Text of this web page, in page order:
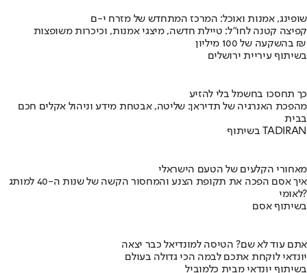
שופינג, אמנות ואוכל: המרכז המתחדש של מזרח י-ם
קפיצה קטנה לחו"ל: טיילת חדשה, מיצגי אמנות, וכיכרות משופצות
בהשקעה של 100 מיליון ₪
בשיתוף עיריית ירושלים
כך תחסכו בחשמל בלי להזיע
מהפכת האנרגיה של תדיראן: שליטה, אבטחת מידע וניהול אקלים חכם
בבית
בשיתוף TADIRAN
מאחורי הקלעים של הטעם הישראלי
איך אסם הפכה את תקופת הצנע והמחסור הקשה של שנות ה-40 למותג
לאומי?
בשיתוף אסם
אתם עוד לא שם? הטיסה למונדיאל כבר יצאה
יונדאי לוקחת אתכם לבמה הכי גדולה בעולם
בשיתוף יונדאי מבית כלמוביל